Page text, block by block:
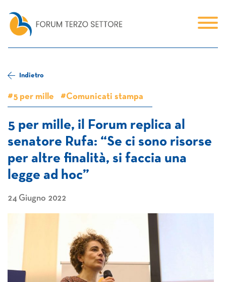
Indietro
#5 per mille #Comunicati stampa
5 per mille, il Forum replica al
senatore Rufa: “Se ci sono risorse
per altre finalità, si faccia una
legge ad hoc”
24 Giugno 2022